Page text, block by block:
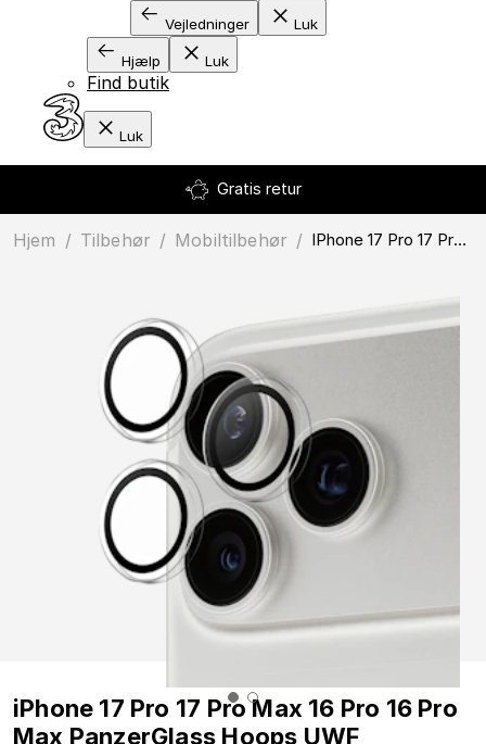
Vejledninger Luk
Hjælp Luk
Find butik
Luk
Gratis retur
Hjem / Tilbehør / mobiltilbehør / iPhone 17 Pro 17 Pro Max 16 Pro 16 Pro Max PanzerGlass Hoops UWF
iPhone 17 Pro 17 Pro Max 16 Pro 16 Pro
Max PanzerGlass Hoops UWF